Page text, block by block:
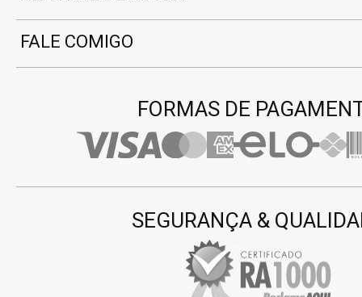
FALE COMIGO
SEGURANÇA &
FORMAS DE